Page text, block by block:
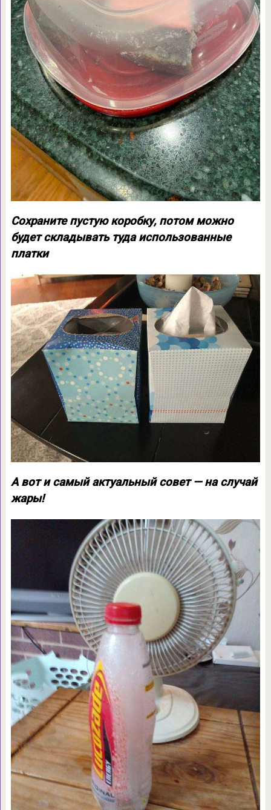
Сохраните пустую коробку, потом можно
будет складывать туда использованные
платки
А вот и самый актуальный совет — на случай
жары!